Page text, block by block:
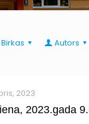
Birkas Autors
2023
2023.gada